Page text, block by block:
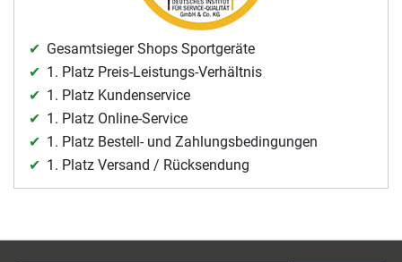
Gesamtsieger Shops Sportgeräte
1. Platz Preis-Leistungs-Verhältnis
1. Platz Kundenservice
1. Platz Online-Service
1. Platz Bestell- und Zahlungsbedingungen
1. Platz Versand / Rücksendung